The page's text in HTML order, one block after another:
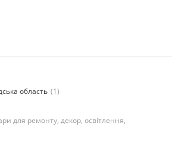
область (1)
для ремонту, декор, освітлення,